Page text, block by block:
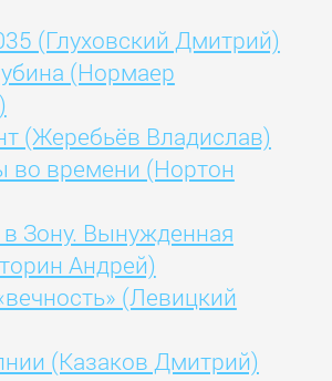
(Глуховский Дмитрий)
(Нормаер
(Жеребьёв Владислав)
во времени (Нортон
Зону. Вынужденная
Андрей)
(Левицкий
(Казаков Дмитрий)